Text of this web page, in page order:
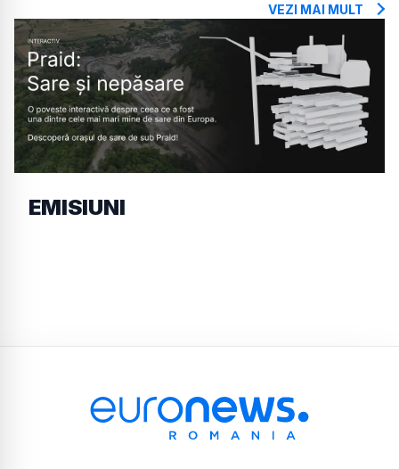
VEZI MAI MULT
EMISIUNI